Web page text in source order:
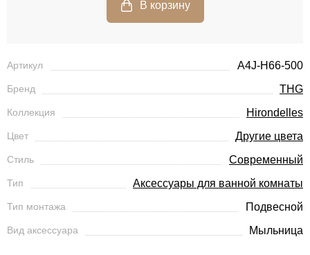
Артикул A4J-H66-500
Бренд THG
Коллекция Hirondelles
Цвет Другие цвета
Стиль Современный
Тип Аксессуары для ванной комнаты
Тип монтажа Подвесной
Вид аксессуара Мыльница